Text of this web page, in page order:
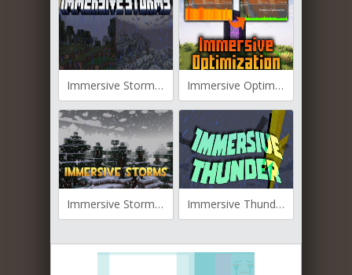
Immersive Storms для Майнкрафт [1.21.11, 1.21.10, 1.21.9] Immersive Optimization для Майнкрафт [1.21.1, 1.21, 1.20.1]
Immersive Storms для Майнкрафт [1.21.5, 1.21.4] Immersive Thunder для Майнкрафт [1.20.2, 1.20.1, 1.19.4]